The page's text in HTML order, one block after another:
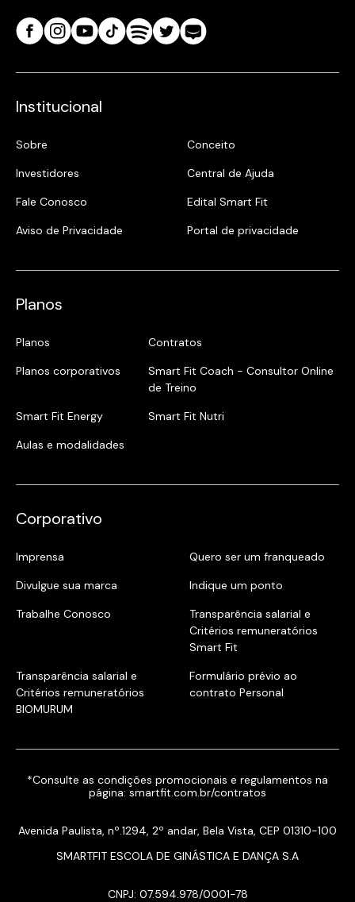
Institucional
Sobre
Conceito
Investidores
Central de Ajuda
Fale Conosco
Edital Smart Fit
Aviso de Privacidade
Portal de privacidade
Planos
Planos
Contratos
Planos corporativos
Smart Fit Coach - Consultor Online
de Treino
Smart Fit Energy
Smart Fit Nutri
Aulas e modalidades
Corporativo
Imprensa
Quero ser um franqueado
Divulgue sua marca
Indique um ponto
Trabalhe Conosco
Transparência salarial e
Critérios remuneratórios
Smart Fit
Transparência salarial e
Critérios remuneratórios
BIOMURUM
Formulário prévio ao
contrato Personal
*Consulte as condições promocionais e regulamentos na
página: smartfit.com.br/contratos
Avenida Paulista, nº.1294, 2º andar, Bela Vista, CEP 01310-100
SMARTFIT ESCOLA DE GINÁSTICA E DANÇA S.A
CNPJ: 07.594.978/0001-78